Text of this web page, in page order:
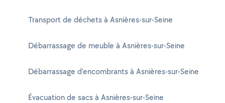
Transport de déchets à Asnières-sur-Seine
Débarrassage de meuble à Asnières-sur-Seine
Débarrassage d'encombrants à Asnières-sur-Seine
Évacuation de sacs à Asnières-sur-Seine